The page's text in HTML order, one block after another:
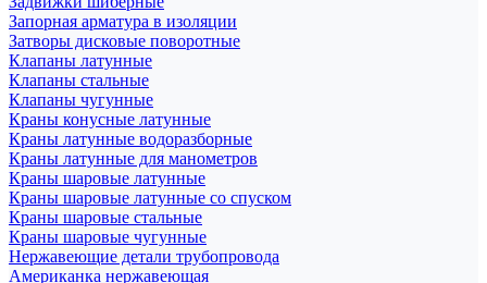
Запорная арматура в изоляции
Затворы дисковые поворотные
Клапаны латунные
Клапаны стальные
Клапаны чугунные
Краны конусные латунные
Краны латунные водоразборные
Краны латунные для манометров
Краны шаровые латунные
Краны шаровые латунные со спуском
Краны шаровые стальные
Краны шаровые чугунные
Нержавеющие детали трубопровода
Американка нержавеющая